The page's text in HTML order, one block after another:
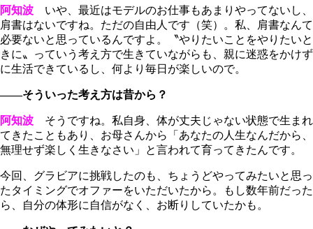
阿知波 いや、最近はモデルのお仕事もあまりやってないし、
肩書はないですね。ただの自由人です（笑）。私、肩書なんて
必要ないと思っているんですよ。〝やりたいことをやりたいと
きに〟っていう考え方で生きていながらも、親に迷惑をかけず
に生活できているし、何より毎日が楽しいので。
――そういった考え方は昔から？
阿知波 そうですね。私自身、体が丈夫じゃない状態で生まれ
てきたこともあり、お母さんから「あなたの人生なんだから、
無理せず楽しく生きなさい」と言われて育ってきたんです。
今回、グラビアに挑戦したのも、ちょうどやってみたいと思っ
たタイミングでオファーをいただいたから。もし数年前だった
ら、自分の体形に自信がなく、お断りしていたかも。